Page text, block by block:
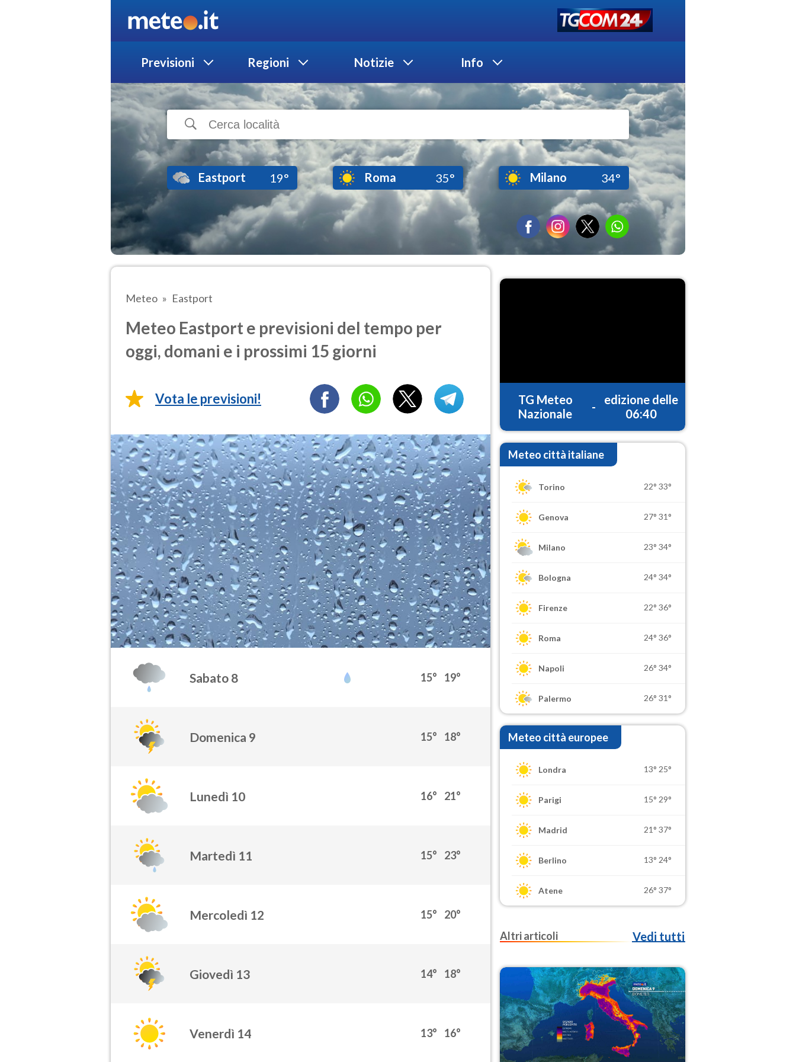
Previsioni Regioni Notizie Info
Eastport 19° Roma 35° Milano 34°
Meteo Eastport
Meteo Eastport e previsioni del tempo per
oggi, domani e i prossimi 15 giorni
Vota le previsioni!
Sabato 8 15° 19°
Domenica 9 15° 18°
Lunedì 10 16° 21°
Martedì 11 15° 23°
Mercoledì 12 15° 20°
Giovedì 13 14° 18°
Venerdì 14 13° 16°
TG Meteo
Nazionale
-
edizione delle
06:40
Meteo città italiane
Torino 22° 33°
Genova 27° 31°
Milano 23° 34°
Bologna 24° 34°
Firenze 22° 36°
Roma 24° 36°
Napoli 26° 34°
Palermo 26° 31°
Meteo città europee
Londra 13° 25°
Parigi 15° 29°
Madrid 21° 37°
Berlino 13° 24°
Atene 26° 37°
Altri articoli Vedi tutti